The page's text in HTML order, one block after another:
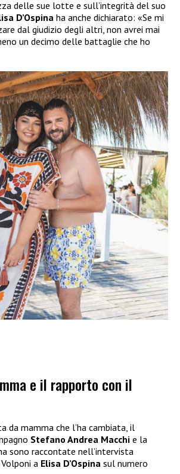
delle sue lotte e sull’integrità del suo
D’Ospina ha anche dichiarato: «Se mi
dal giudizio degli altri, non avrei mai
un decimo delle battaglie che ho
e il rapporto con il
da mamma che l’ha cambiata, il
Stefano Andrea Macchi e la
sono raccontate nell’intervista
a Elisa D’Ospina sul numero